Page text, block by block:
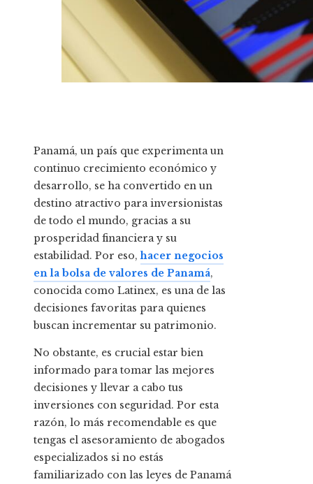
Panamá, un país que experimenta un
continuo crecimiento económico y
desarrollo, se ha convertido en un
destino atractivo para inversionistas
de todo el mundo, gracias a su
prosperidad financiera y su
estabilidad. Por eso,hacer negocios
en la bolsa de valores de Panamá,
conocida como Latinex, es una de las
decisiones favoritas para quienes
buscan incrementar su patrimonio.
No obstante, es crucial estar bien
informado para tomar las mejores
decisiones y llevar a cabo tus
inversiones con seguridad. Por esta
razón, lo más recomendable es que
tengas el asesoramiento de abogados
especializados si no estás
familiarizado con las leyes de Panamá